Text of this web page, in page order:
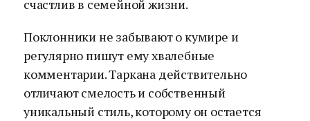
счастлив в семейной жизни.
Поклонники не забывают о кумире и
регулярно пишут ему хвалебные
комментарии. Таркана действительно
отличают смелость и собственный
уникальный стиль, которому он остается